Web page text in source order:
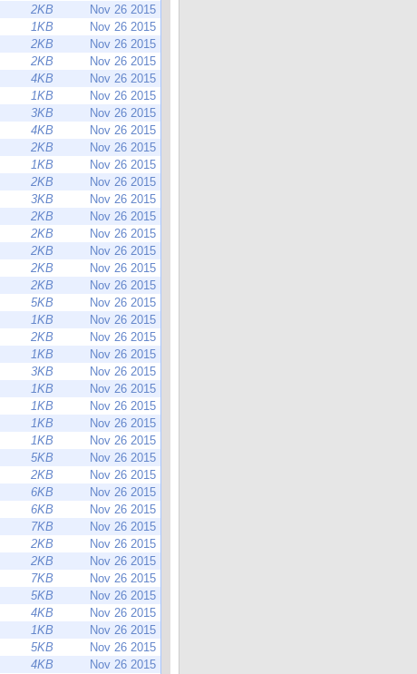
2KB
Nov 26 2015
1KB
Nov 26 2015
2KB
Nov 26 2015
2KB
Nov 26 2015
4KB
Nov 26 2015
1KB
Nov 26 2015
3KB
Nov 26 2015
4KB
Nov 26 2015
2KB
Nov 26 2015
1KB
Nov 26 2015
2KB
Nov 26 2015
3KB
Nov 26 2015
2KB
Nov 26 2015
2KB
Nov 26 2015
2KB
Nov 26 2015
2KB
Nov 26 2015
2KB
Nov 26 2015
5KB
Nov 26 2015
1KB
Nov 26 2015
2KB
Nov 26 2015
1KB
Nov 26 2015
3KB
Nov 26 2015
1KB
Nov 26 2015
1KB
Nov 26 2015
1KB
Nov 26 2015
1KB
Nov 26 2015
5KB
Nov 26 2015
2KB
Nov 26 2015
6KB
Nov 26 2015
6KB
Nov 26 2015
7KB
Nov 26 2015
2KB
Nov 26 2015
2KB
Nov 26 2015
7KB
Nov 26 2015
5KB
Nov 26 2015
4KB
Nov 26 2015
1KB
Nov 26 2015
5KB
Nov 26 2015
4KB
Nov 26 2015